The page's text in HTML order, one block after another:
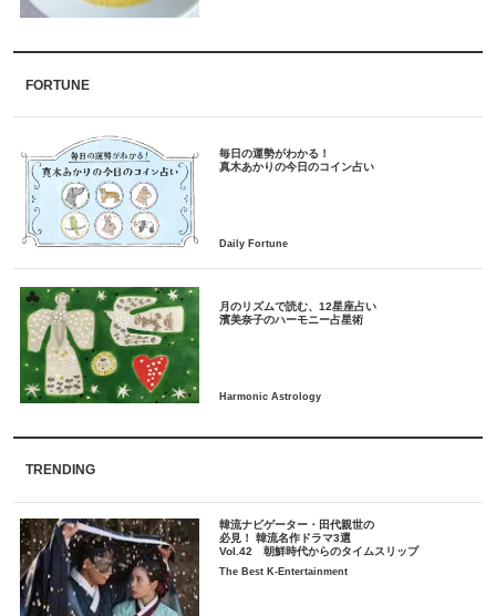
FORTUNE
毎日の運勢がわかる！
月のリズムで読む、12星座占い
TRENDING
韓流ナビゲーター・田代親世の
必見！ 韓流名作ドラマ3選
Vol.42 朝鮮時代からのタイムスリップ
The Best K-Entertainment